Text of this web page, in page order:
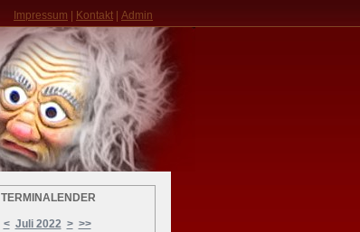
Impressum Kontakt Admin
TERMINALENDER
< Juli 2022 > >>